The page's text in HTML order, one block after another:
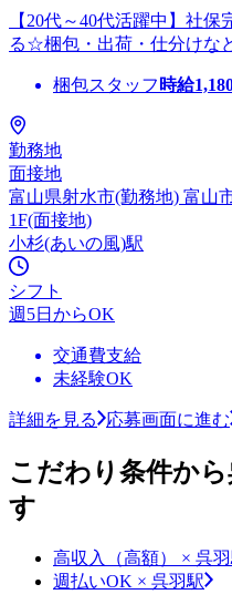
【20代～40代活躍中】社
る☆梱包・出荷・仕分けな
梱包スタッフ 時給
勤務地
面接地
富山県射水市(勤務地) 富山
1F(面接地)
小杉(あいの風)駅
シフト
週5日からOK
交通費支給
未経験OK
詳細を見る 応募画面に進む
こだわり条件か
す
高収入（高額） × 呉
週払いOK × 呉羽駅